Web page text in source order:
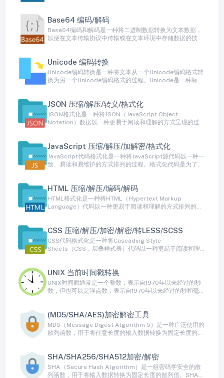
的正确呈现。
Base64 编码/解码
Base64编码和解码是一种将二进制数据转换为文本数据，
以便在文本传输协议中传输或在文本环境中存储数据的技
种编码方式允许二进制数据以纯文本形式传输，而不会导致
数据损坏或格式问题。
Unicode 编码转换
Unicode编码转换是一种将文本从一个Unicode编码格式转
换为另一个Unicode编码格式的过程。Unicode是一种标
要进行编码转换以确保文本在不同环境和系统之间正确呈
现。
JSON 压缩/解压/转义/格式化
JSON格式化是一种将JSON（JavaScript Object
Notation）数据以一种更易于阅读和理解的方式呈现的过
式化通过添加缩进、换行和空白字符等方式来美化JSON数
据，以便更好地呈现给人类读者。
JavaScript 压缩/解压/加解密/格式化
JavaScript代码格式化是一种将JavaScript源代码以一种一
致、易读和易维护的方式排列的过程。格式化代码是为了提
潜在的错误和提高代码的质量。
HTML 压缩/解压/编码/解码
HTML格式化是一种将HTML（Hypertext Markup
Language）代码以一种更易于阅读和理解的方式排列的过
加缩进、换行、空格和注释等方式来美化HTML代码，使其
更容易被人类读者理解。
CSS 压缩/解压/加密/解密/转LESS/SCSS
CSS代码格式化是一种将Cascading Style
Sheets（CSS，层叠样式表）代码以一种更易于阅读和理解
不太容易阅读。CSS代码格式化通过添加缩进、换行、空格
和注释等方式来美化CSS代码，以使其更容易被人类读者理
解。
UNIX 当前时间戳转换
UNIX时间戳通常是一个整数，表示自1970年以来经过的秒
数，但也可以是浮点数，表示自1970年以来经过的秒和毫秒
(MD5/SHA/AES)加密解密工具
MD5（Message Digest Algorithm 5）是一种广泛使用的
散列函数，用于将任意长度的输入数据转换为固定长度的散
但无法从散列值还原出原始数据。MD5通常用于数据校验、
数字签名、密码存储等领域。
SHA/SHA256/SHA512加密/解密
SHA（Secure Hash Algorithm）是一组密码学安全的散
列函数，用于将输入数据转换为固定长度的散列值。SHA算